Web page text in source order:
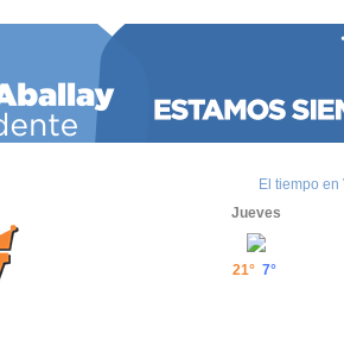
El tiempo en
Jueves
21° 7°